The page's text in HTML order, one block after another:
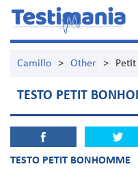
Camillo > Other >
TESTO PETIT
TESTO PETIT BONHOMME